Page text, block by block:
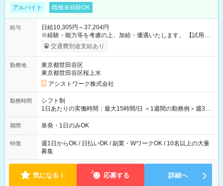
アルバイト 職種未経験OK
給与
日給10,305円～37,204円
※経験・能力等を考慮の上、加給・優遇いたします。 【試用期
間】試用期間なし
交通費別途支給あり
勤務地
東京都世田谷区
東京都世田谷区桜上水
アシストワーク株式会社
勤務時間
シフト制
1日あたりの実働時間：最大15時間/日 ＜1週間の勤務例＞週3回
勤務 勤務：月・水・金 休み：火・木・土・日 好きな時にお仕事
可能です！ ※1日あたりの最大実働時間は日勤、夜勤共に勤務し
期間 単発・1日のみOK
特徴
週1日からOK / 日払いOK / 副業・WワークOK / 10名以上の大量
募集
気になる！ 応募する 詳細へ